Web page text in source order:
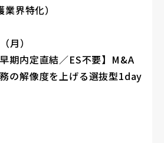
界特化）
月）
早期内定直結／ES不要】M&A
の解像度を上げる選抜型1day